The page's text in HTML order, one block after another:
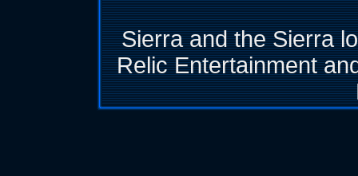
Sierra and the Sierra
Relic Entertainment